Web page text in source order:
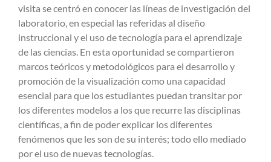
visita se centró en conocer las líneas de investigación del
laboratorio, en especial las referidas al diseño
instruccional y el uso de tecnología para el aprendizaje
de las ciencias. En esta oportunidad se compartieron
marcos teóricos y metodológicos para el desarrollo y
promoción de la visualización como una capacidad
esencial para que los estudiantes puedan transitar por
los diferentes modelos a los que recurre las disciplinas
científicas, a fin de poder explicar los diferentes
fenómenos que les son de su interés; todo ello mediado
por el uso de nuevas tecnologías.